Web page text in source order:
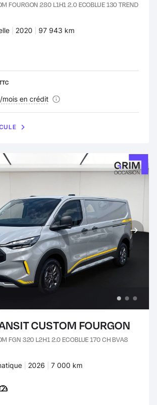
FOURGON 280 L1H1 2.0 ECOBLUE 130 TREND
:
Années :
2020 Kilomètres :
97 943 km
/mois en crédit
CUSTOM FOURGON
FGN 320 L2H1 2.0 ECOBLUE 170 CH BVA8
: Années :
2026 Kilomètres :
7 000 km